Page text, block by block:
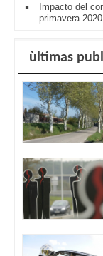
Impacto del
primavera 2020
ùltimas